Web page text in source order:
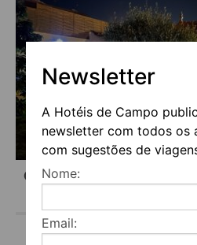
Newsletter
A Hotéis de Campo
newsletter com todos os
com sugestões de
Nome:
Email:
CASA D’OLIVEIRA
1 … 20 21 22